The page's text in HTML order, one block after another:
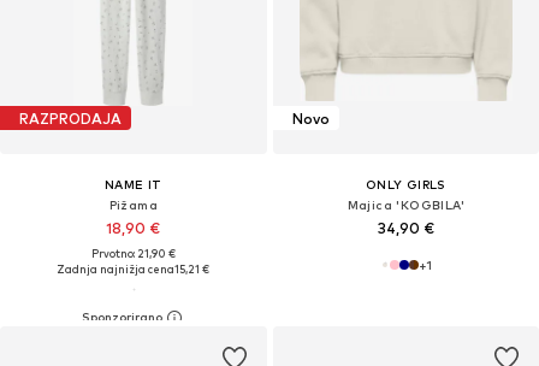
RAZPRODAJA
NAME IT
Pižama
18,90 €
Prvotno: 21,90 €
Zadnja najnižja cena15,21 €
Novo
ONLY GIRLS
Majica 'KOGBILA'
34,90 €
+1